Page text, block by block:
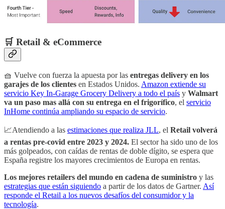
🛒 Retail & eCommerce
🧺 Vuelve con fuerza la apuesta por las entregas delivery en los
garajes de los clientes en Estados Unidos. Amazon extiende su
servicio Key In-Garage Grocery Delivery a todo el país y Walmart
va un paso mas allá con su entrega en el frigorífico, el servicio
InHome continúa ampliando su espacio de servicio.
📈Atendiendo a las estimaciones que realiza JLL, el Retail volverá
a rentas pre-covid entre 2023 y 2024. El sector ha sido uno de los
más golpeados, con caídas de rentas de doble dígito, se espera que
España registre los mayores crecimientos de Europa en rentas.
Los mejores retailers del mundo en cadena de suministro y las
estrategias que están siguiendo a partir de los datos de Gartner. Así
responde el Retail a los nuevos desafíos del consumidor y la
tecnología.